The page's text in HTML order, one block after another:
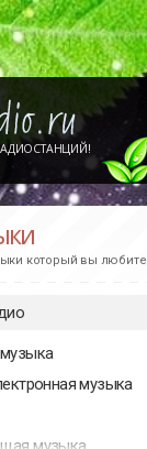
который вы любите
музыка